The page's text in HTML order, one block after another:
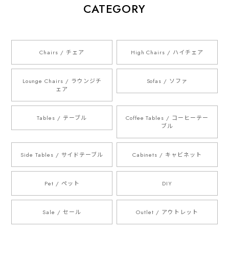
CATEGORY
Chairs / チェア High Chairs / ハイチェア
Lounge Chairs / ラウンジチ
ェア
Sofas / ソファ
Tables / テーブル
Coffee Tables / コーヒーテー
ブル
Side Tables / サイドテーブル Cabinets / キャビネット
Pet / ペット DIY
Sale / セール Outlet / アウトレット